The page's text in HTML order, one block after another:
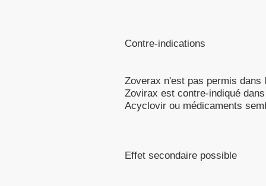
Contre-indications
Zoverax n'est pas permis
Zovirax est contre-indiqué
Acyclovir ou médicaments
Effet secondaire possible